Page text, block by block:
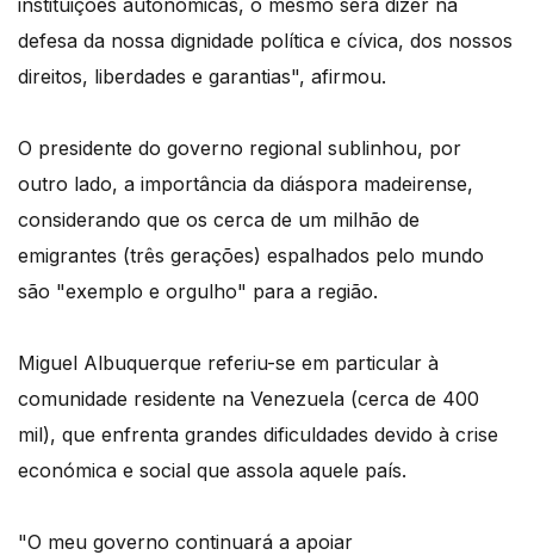
instituições autonómicas, o mesmo será dizer na
defesa da nossa dignidade política e cívica, dos nossos
direitos, liberdades e garantias", afirmou.
O presidente do governo regional sublinhou, por
outro lado, a importância da diáspora madeirense,
considerando que os cerca de um milhão de
emigrantes (três gerações) espalhados pelo mundo
são "exemplo e orgulho" para a região.
Miguel Albuquerque referiu-se em particular à
comunidade residente na Venezuela (cerca de 400
mil), que enfrenta grandes dificuldades devido à crise
económica e social que assola aquele país.
"O meu governo continuará a apoiar